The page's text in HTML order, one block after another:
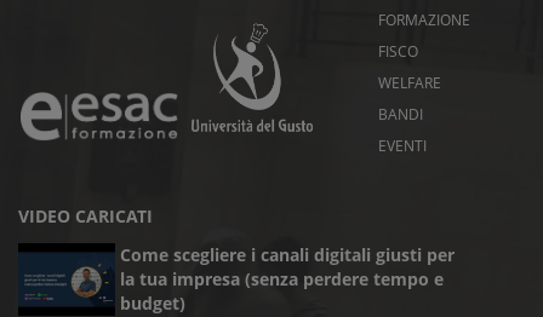
FORMAZIONE
FISCO
WELFARE
BANDI
EVENTI
VIDEO CARICATI
Come scegliere i canali digitali giusti per
la tua impresa (senza perdere tempo e
budget)